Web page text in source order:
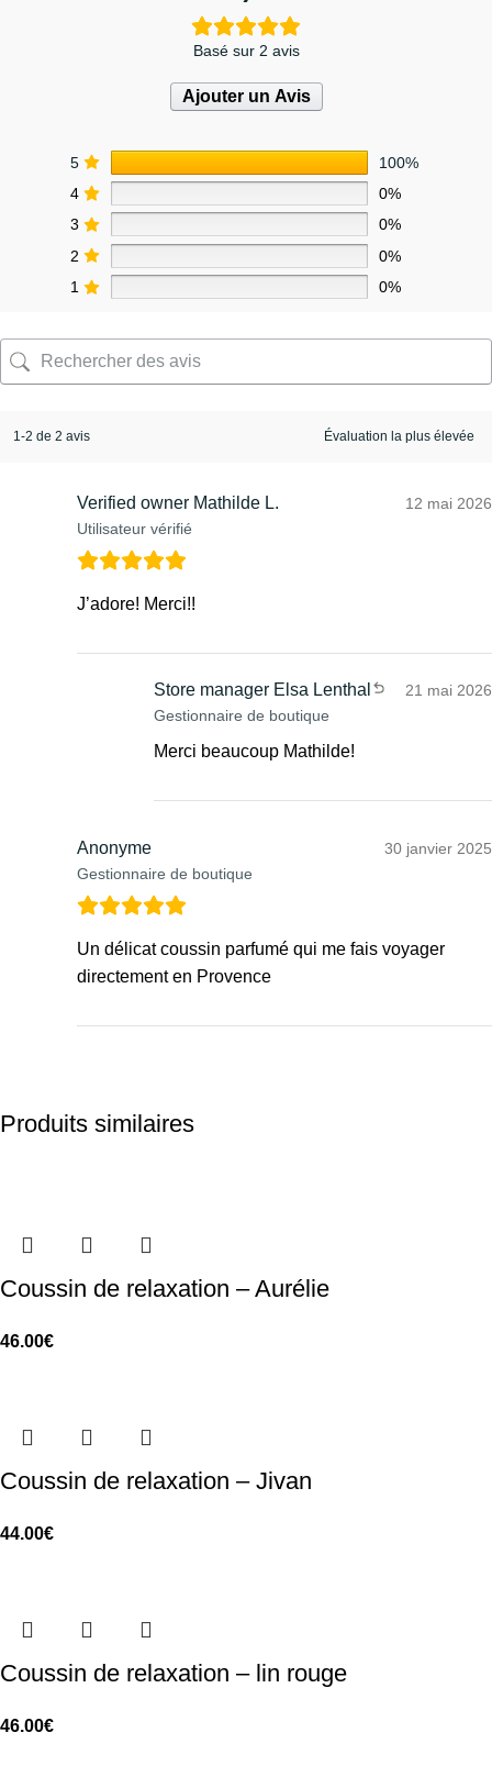
Basé sur 2 avis
Ajouter un Avis
5
100%
4
0%
3
0%
2
0%
1
0%
1-2 de 2 avis
Verified owner Mathilde L.
Utilisateur vérifié
12 mai 2026
J’adore! Merci!!
Store manager Elsa Lenthal
Gestionnaire de boutique
21 mai 2026
Merci beaucoup Mathilde!
Anonyme
Gestionnaire de boutique
30 janvier 2025
Un délicat coussin parfumé qui me fais voyager
directement en Provence
Produits similaires
Coussin de relaxation – Aurélie
46.00€
Coussin de relaxation – Jivan
44.00€
Coussin de relaxation – lin rouge
46.00€